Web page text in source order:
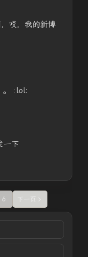
哎，我的新博
。 :lol:
一下
6 下一页